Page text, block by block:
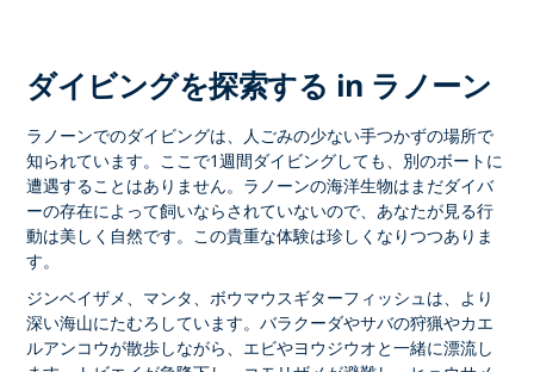
ダイビングを探索する in ラノーン
ラノーンでのダイビングは、人ごみの少ない手つかずの場所で
知られています。ここで1週間ダイビングしても、別のボートに
遭遇することはありません。ラノーンの海洋生物はまだダイバ
ーの存在によって飼いならされていないので、あなたが見る行
動は美しく自然です。この貴重な体験は珍しくなりつつありま
す。
ジンベイザメ、マンタ、ボウマウスギターフィッシュは、より
深い海山にたむろしています。バラクーダやサバの狩猟やカエ
ルアンコウが散歩しながら、エビやヨウジウオと一緒に漂流し